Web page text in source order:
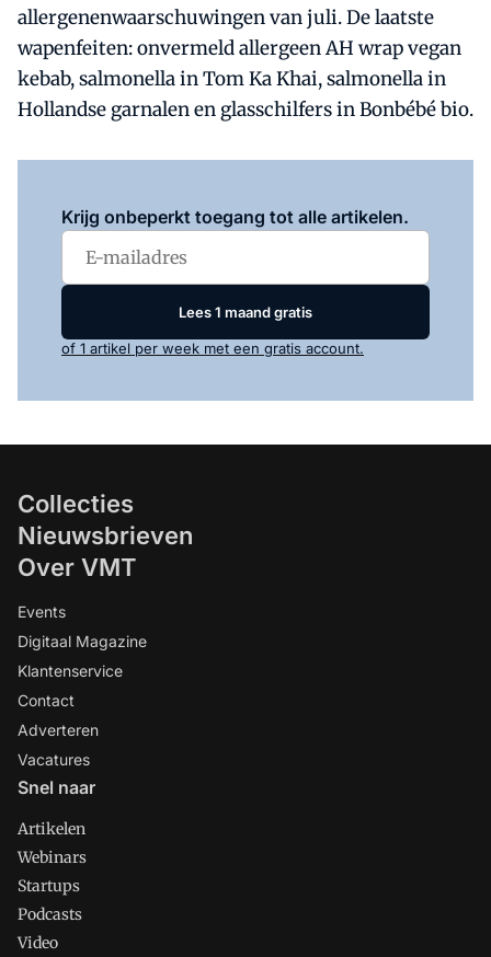
allergenenwaarschuwingen van juli. De laatste
wapenfeiten: onvermeld allergeen AH wrap vegan
kebab, salmonella in Tom Ka Khai, salmonella in
Hollandse garnalen en glasschilfers in Bonbébé bio.
Krijg onbeperkt toegang tot alle artikelen.
Lees 1 maand gratis
of 1 artikel per week met een gratis account.
Collecties
Nieuwsbrieven
Over VMT
Events
Digitaal Magazine
Klantenservice
Contact
Adverteren
Vacatures
Snel naar
Artikelen
Webinars
Startups
Podcasts
Video